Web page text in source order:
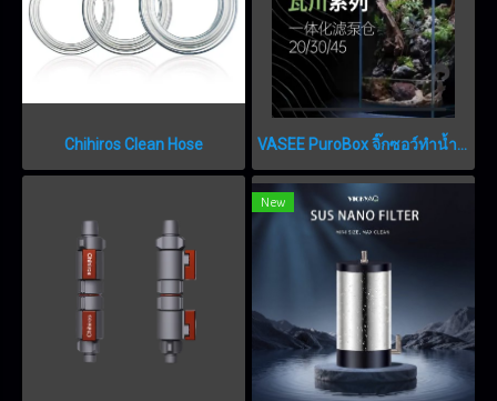
Chihiros Clean Hose VASEE PuroBox จิ๊กซอว์ทำน้ำตกสำเร็จรูป
New